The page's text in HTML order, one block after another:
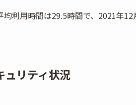
利用時間は29.5時間で、2021年12
ュリティ状況